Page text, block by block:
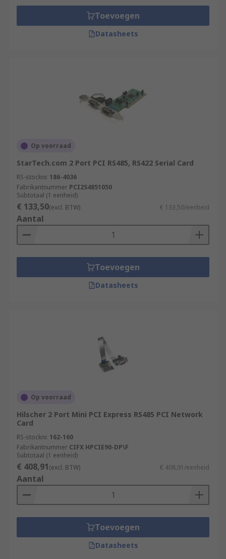
Toevoegen
Datasheets
Op voorraad
StarTech.com 2 Port PCI RS485, RS422 Serial Card
RS-stocknr. 186-4036
Fabrikantnummer PCI2S4851050
Subtotaal (1 eenheid)
€ 133,50(excl. BTW) € 133,50/eenheid
Aantal
Toevoegen
Datasheets
Op voorraad
Hilscher 2 Port Mini PCI Express RS485 PCI Network
Card
RS-stocknr. 162-160
Fabrikantnummer CIFX HPCIE90-DP\F
Subtotaal (1 eenheid)
€ 408,91(excl. BTW) € 408,91/eenheid
Aantal
Toevoegen
Datasheets